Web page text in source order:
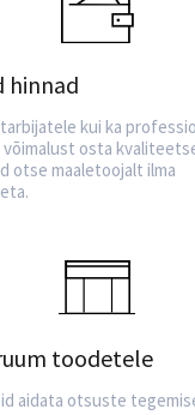
hinnad
tarbijatele kui ka
osta
otse maaletoojalt ilma
toodetele
aidata otsuste